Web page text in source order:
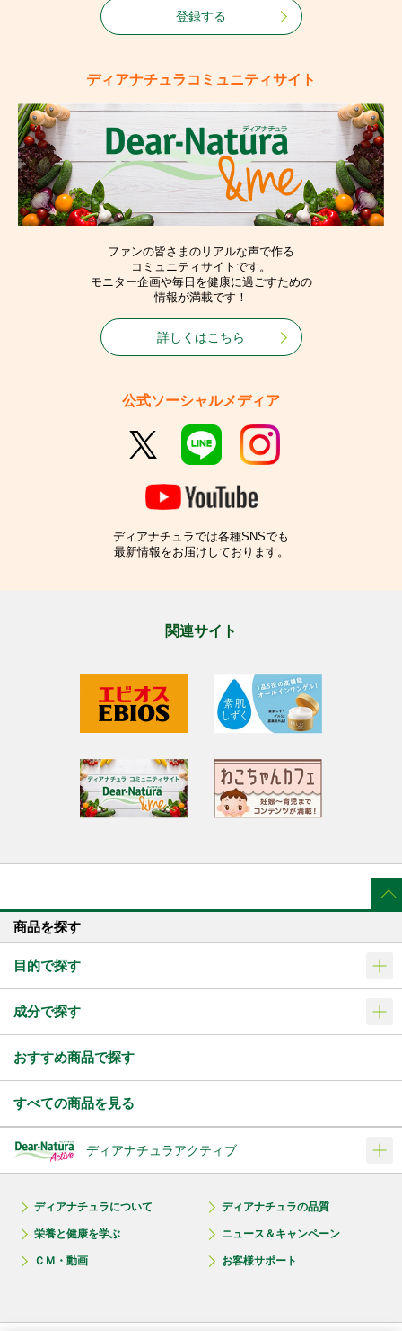
登録する
ディアナチュラコミュニティサイト
ファンの皆さまのリアルな声で作る
コミュニティサイトです。
モニター企画や毎日を健康に過ごすための
情報が満載です！
詳しくはこちら
公式ソーシャルメディア
ディアナチュラでは各種SNSでも
最新情報をお届けしております。
関連サイト
商品を探す
目的で探す
成分で探す
おすすめ商品で探す
すべての商品を見る
ディアナチュラアクティブ
ディアナチュラについて ディアナチュラの品質
栄養と健康を学ぶ ニュース＆キャンペーン
ＣＭ・動画 お客様サポート